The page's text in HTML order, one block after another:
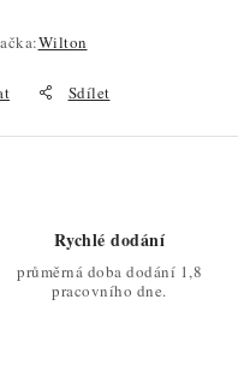
Wilton
Sdílet
Rychlé dodání
průměrná doba dodání 1,8
pracovního dne.